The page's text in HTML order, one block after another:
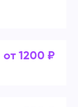
от 1200 ₽